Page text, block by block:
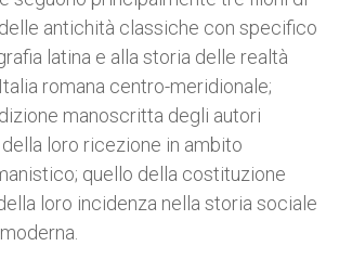
antichità classiche con specifico
latina e alla storia delle realtà
romana centro-meridionale;
manoscritta degli autori
loro ricezione in ambito
quello della costituzione
loro incidenza nella storia sociale